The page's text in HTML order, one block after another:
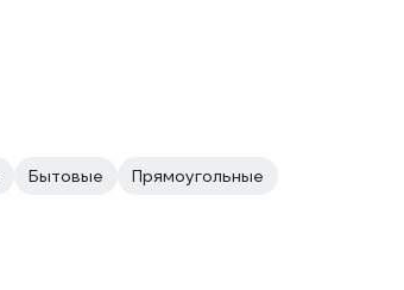
Бытовые
Прямоугольные